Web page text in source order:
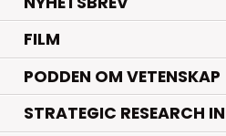
FILM
PODDEN OM VETENSKAP
STRATEGIC RESEARCH